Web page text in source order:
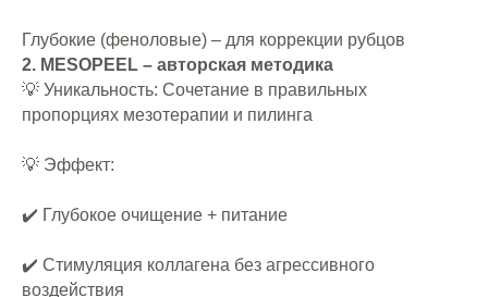
Глубокие (феноловые) – для коррекции рубцов
2. MESOPEEL – авторская методика
💡 Уникальность: Сочетание в правильных
пропорциях мезотерапии и пилинга
💡 Эффект:
✔️ Глубокое очищение + питание
✔️ Стимуляция коллагена без агрессивного
воздействия